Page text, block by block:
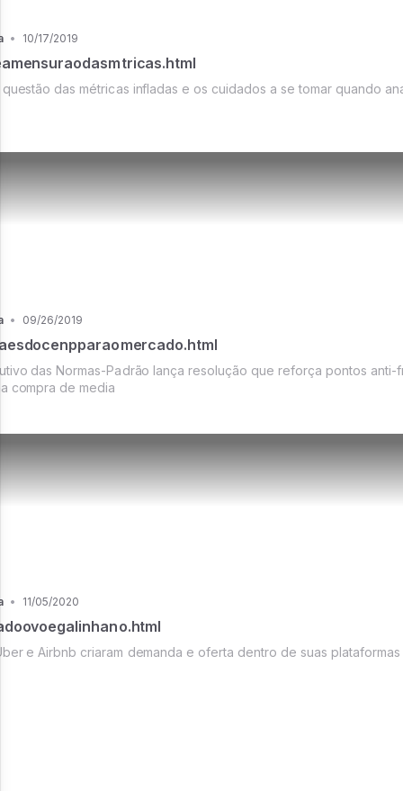
• 10/17/2019
das métricas infladas e os cuidados a se tomar quando
• 09/26/2019
das Normas-Padrão lança resolução que reforça pontos anti-
compra de me­dia
• 11/05/2020
e Airbnb criaram demanda e oferta dentro de suas plataformas